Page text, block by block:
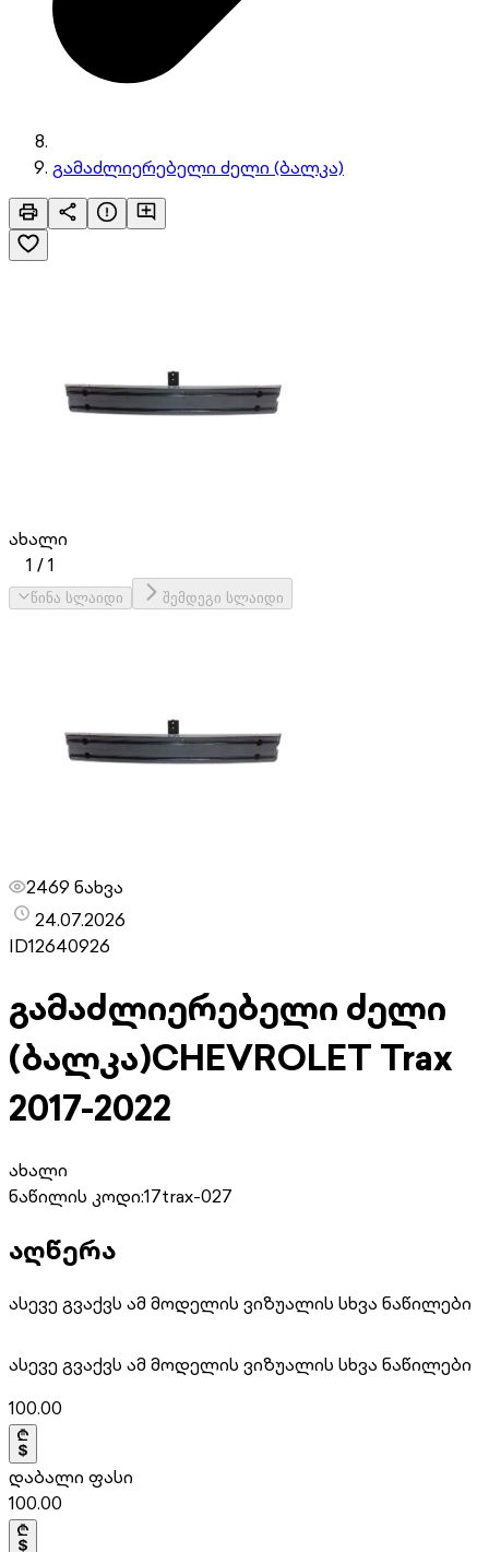
გამაძლიერებელი ძელი (ბალკა)
ახალი
1 /1
წინა სლაიდი შემდეგი სლაიდი
2469 ნახვა
24.07.2026
ID12640926
გამაძლიერებელი ძელი
(ბალკა)CHEVROLET Trax
2017-2022
ახალი
ნაწილის კოდი:17trax-027
აღწერა
ასევე გვაქვს ამ მოდელის ვიზუალის სხვა ნაწილები
ასევე გვაქვს ამ მოდელის ვიზუალის სხვა ნაწილები
100.00
დაბალი ფასი
100.00